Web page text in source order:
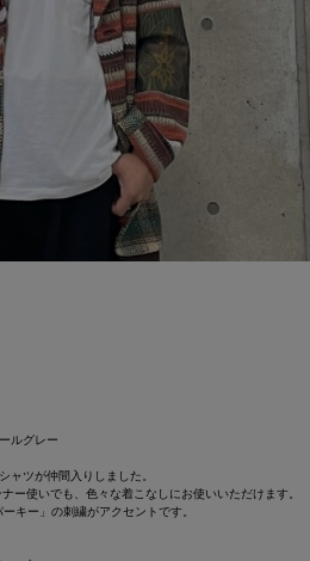
ルグレー
ャツが仲間入りしました。
ー使いでも、色々な着こなしにお使いいただけます。
キー」の刺繍がアクセントです。